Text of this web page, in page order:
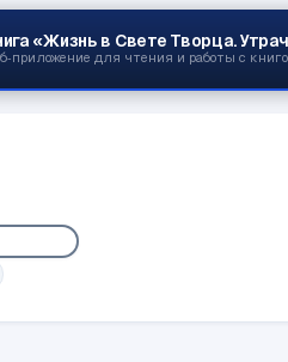
«Жизнь в Свете Творца.
для чтения и работы с